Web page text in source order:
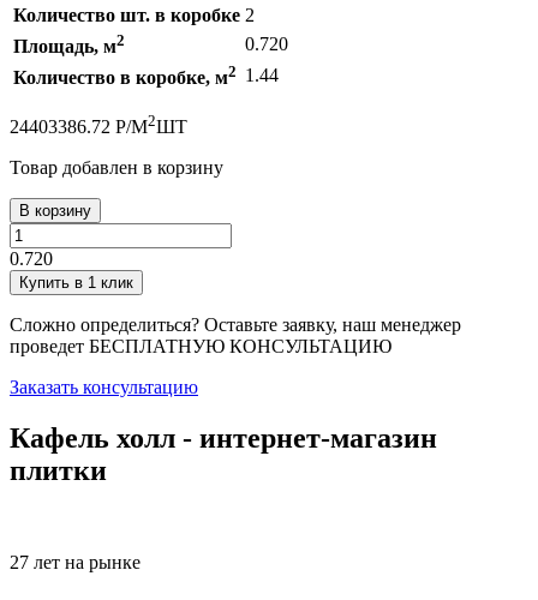
Количество шт. в коробке 2
Площадь, м2
0.720
Количество в коробке, м2 1.44
24403386.72 Р/М2ШТ
Товар добавлен в корзину
В корзину
0.720
Купить в 1 клик
Сложно определиться? Оставьте заявку, наш менеджер
проведет БЕСПЛАТНУЮ КОНСУЛЬТАЦИЮ
Заказать консультацию
Кафель холл - интернет-магазин
плитки
27 лет на рынке